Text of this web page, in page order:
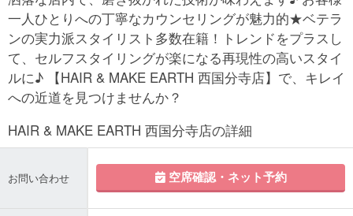
一人ひとりへの丁寧なカウンセリングが魅力的★ベテラ
ンの実力派スタイリスト多数在籍！トレンドをプラスし
て、セルフスタイリングが楽になる再現性の高いスタイ
ルに♪ 【HAIR & MAKE EARTH 西国分寺店】で、キレイ
への近道を見つけませんか？
HAIR & MAKE EARTH 西国分寺店の詳細
お問い合わせ 空席確認・ネット予約